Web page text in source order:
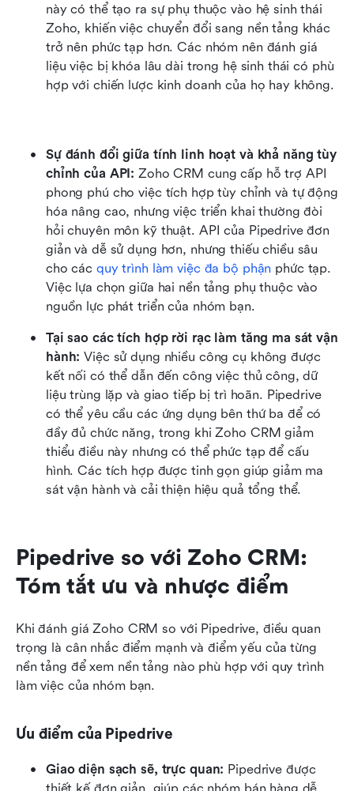
này có thể tạo ra sự phụ thuộc vào hệ sinh thái
Zoho, khiến việc chuyển đổi sang nền tảng khác
trở nên phức tạp hơn. Các nhóm nên đánh giá
liệu việc bị khóa lâu dài trong hệ sinh thái có phù
hợp với chiến lược kinh doanh của họ hay không.
Sự đánh đổi giữa tính linh hoạt và khả năng tùy
chỉnh của API: Zoho CRM cung cấp hỗ trợ API
phong phú cho việc tích hợp tùy chỉnh và tự động
hóa nâng cao, nhưng việc triển khai thường đòi
hỏi chuyên môn kỹ thuật. API của Pipedrive đơn
giản và dễ sử dụng hơn, nhưng thiếu chiều sâu
cho các quy trình làm việc đa bộ phận phức tạp.
Việc lựa chọn giữa hai nền tảng phụ thuộc vào
nguồn lực phát triển của nhóm bạn.
Tại sao các tích hợp rời rạc làm tăng ma sát vận
hành: Việc sử dụng nhiều công cụ không được
kết nối có thể dẫn đến công việc thủ công, dữ
liệu trùng lặp và giao tiếp bị trì hoãn. Pipedrive
có thể yêu cầu các ứng dụng bên thứ ba để có
đầy đủ chức năng, trong khi Zoho CRM giảm
thiểu điều này nhưng có thể phức tạp để cấu
hình. Các tích hợp được tinh gọn giúp giảm ma
sát vận hành và cải thiện hiệu quả tổng thể.
Pipedrive so với Zoho CRM:
Tóm tắt ưu và nhược điểm
Khi đánh giá Zoho CRM so với Pipedrive, điều quan
trọng là cân nhắc điểm mạnh và điểm yếu của từng
nền tảng để xem nền tảng nào phù hợp với quy trình
làm việc của nhóm bạn.
Ưu điểm của Pipedrive
Giao diện sạch sẽ, trực quan: Pipedrive được